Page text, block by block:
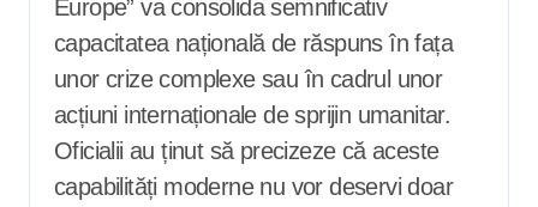
Europe” va consolida semnificativ
capacitatea națională de răspuns în fața
unor crize complexe sau în cadrul unor
acțiuni internaționale de sprijin umanitar.
Oficialii au ținut să precizeze că aceste
capabilități moderne nu vor deservi doar